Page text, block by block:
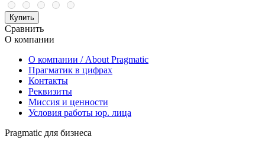
Купить
Сравнить
О компании
О компании / About Pragmatic
Прагматик в цифрах
Контакты
Реквизиты
Миссия и ценности
Условия работы юр. лица
Pragmatic для бизнеса